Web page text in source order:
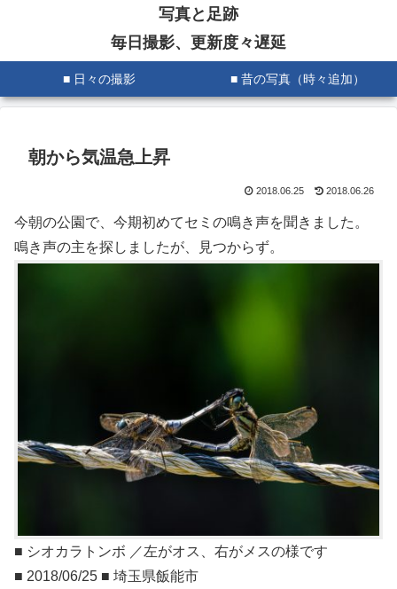
写真と足跡
毎日撮影、更新度々遅延
■ 日々の撮影 ■ 昔の写真（時々追加）
朝から気温急上昇
2018.06.25 2018.06.26
今朝の公園で、今期初めてセミの鳴き声を聞きました。
鳴き声の主を探しましたが、見つからず。
■ シオカラトンボ ／左がオス、右がメスの様です
■ 2018/06/25 ■ 埼玉県飯能市